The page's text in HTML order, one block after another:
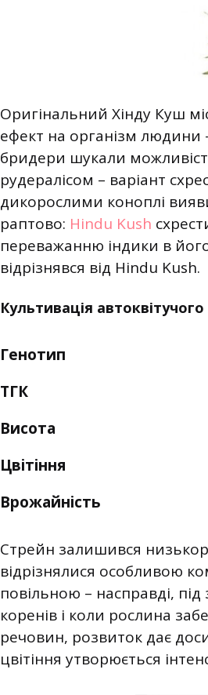
Оригінальний Хінду Куш
ефект на організм
бридери шукали
рудералісом – варіант
дикорослими коноплі
раптово: Hindu Kush
переважанню індики в
відрізнявся від Hindu Kush.
Культивація
Генотип
ТГК
Висота
Цвітіння
Врожайність
Стрейн залишився
відрізнялися особливою
повільною – насправді,
коренів і коли рослина
речовин, розвиток дає
цвітіння утворюється